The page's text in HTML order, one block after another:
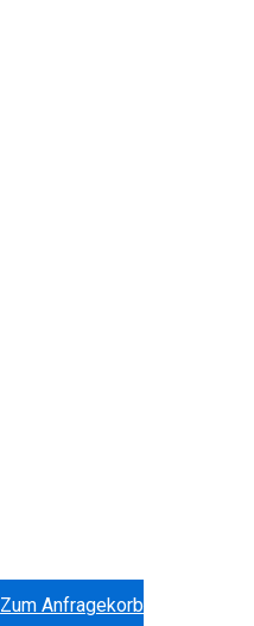
Zum Anfragekorb